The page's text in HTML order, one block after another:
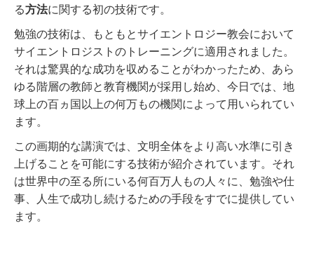
る方法に関する初の技術です。
勉強の技術は、もともとサイエントロジー教会において
サイエントロジストのトレーニングに適用されました。
それは驚異的な成功を収めることがわかったため、あら
ゆる階層の教師と教育機関が採用し始め、今日では、地
球上の百ヵ国以上の何万もの機関によって用いられてい
ます。
この画期的な講演では、文明全体をより高い水準に引き
上げることを可能にする技術が紹介されています。それ
は世界中の至る所にいる何百万人もの人々に、勉強や仕
事、人生で成功し続けるための手段をすでに提供してい
ます。